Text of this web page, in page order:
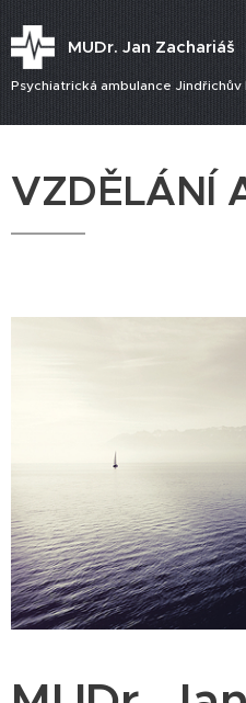
MUDr. Jan Zachariáš
Psychiatrická ambulance Jindřichův
VZDĚLÁNÍ